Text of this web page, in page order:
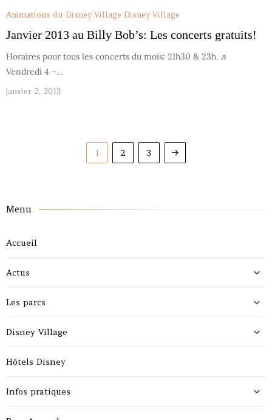
Animations du Disney Village Disney Village
Janvier 2013 au Billy Bob’s: Les concerts gratuits!
Horaires pour tous les concerts du mois: 21h30 & 23h. ♬
Vendredi 4 –…
janvier 2, 2013
1 2 3
Menu
Accueil
Actus
Les parcs
Disney Village
Hôtels Disney
Infos pratiques